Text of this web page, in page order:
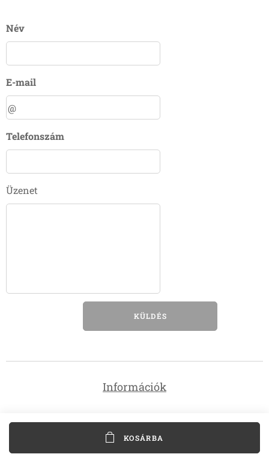
KOSÁRBA
Név
E-mail
Telefonszám
Üzenet
KÜLDÉS
Információk